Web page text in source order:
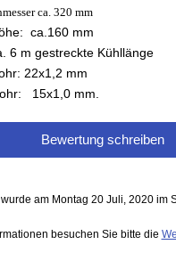
ca. 320 mm
ca.160 mm
6 m gestreckte Kühllänge
22x1,2 mm
15x1,0 mm.
Bewertung schreiben
am Montag 20 Juli, 2020 im
besuchen Sie bitte die